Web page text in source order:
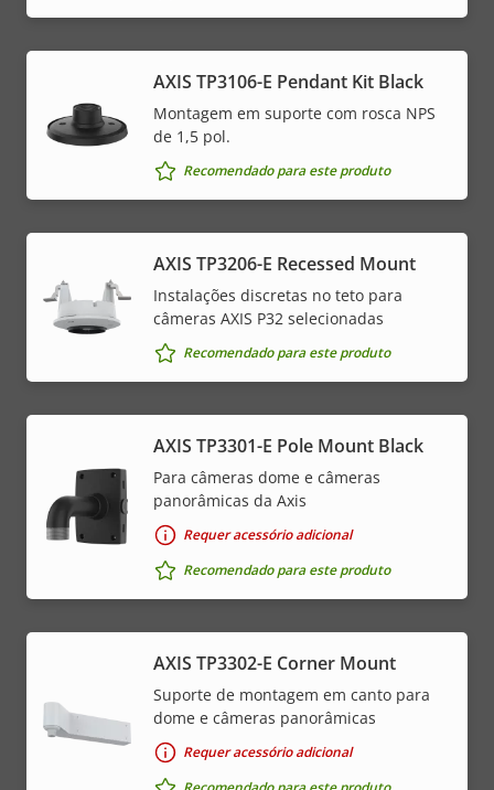
AXIS TP3106-E Pendant Kit Black
Montagem em suporte com rosca NPS
de 1,5 pol.
Recomendado para este produto
AXIS TP3206-E Recessed Mount
Instalações discretas no teto para
câmeras AXIS P32 selecionadas
Recomendado para este produto
AXIS TP3301-E Pole Mount Black
Para câmeras dome e câmeras
panorâmicas da Axis
Requer acessório adicional
Recomendado para este produto
AXIS TP3302-E Corner Mount
Suporte de montagem em canto para
dome e câmeras panorâmicas
Requer acessório adicional